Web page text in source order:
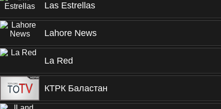
Las Estrellas
Lahore News
La Red
КТРК Баластан